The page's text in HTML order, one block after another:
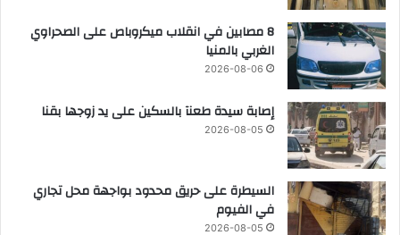
8 مصابين في انقلاب ميكروباص على الصحراوي
الغربي بالمنيا
2026-08-06
إصابة سيدة طعنآ بالسكين على يد زوجها بقنا
2026-08-05
السيطرة على حريق محدود بواجهة محل تجاري
في الفيوم
2026-08-05